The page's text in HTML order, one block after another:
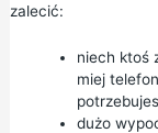
zalecić:
niech ktoś
miej
dużo